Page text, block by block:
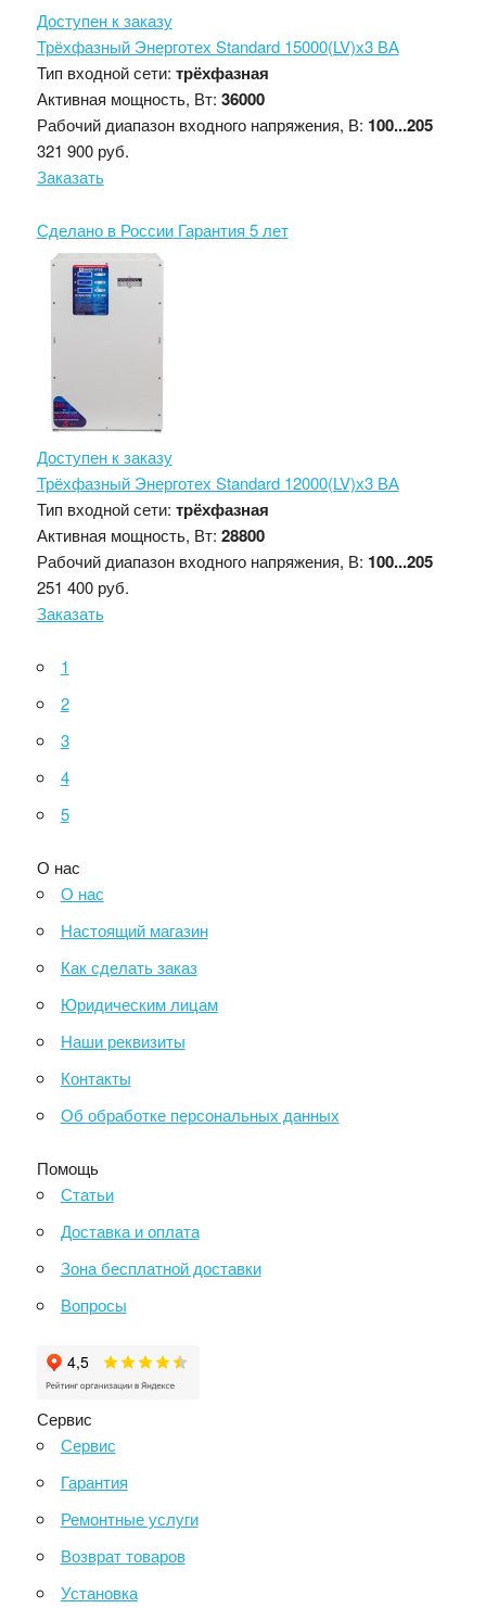
Доступен к заказу
Трёхфазный Энерготех Standard 15000(LV)х3 ВА
Тип входной сети: трёхфазная
Активная мощность, Вт: 36000
Рабочий диапазон входного напряжения, В: 100...205
321 900 руб.
Заказать
Сделано в России Гарантия 5 лет
Доступен к заказу
Трёхфазный Энерготех Standard 12000(LV)х3 ВА
Тип входной сети: трёхфазная
Активная мощность, Вт: 28800
Рабочий диапазон входного напряжения, В: 100...205
251 400 руб.
Заказать
1
2
3
4
5
О нас
О нас
Настоящий магазин
Как сделать заказ
Юридическим лицам
Наши реквизиты
Контакты
Об обработке персональных данных
Помощь
Статьи
Доставка и оплата
Зона бесплатной доставки
Вопросы
Сервис
Сервис
Гарантия
Ремонтные услуги
Возврат товаров
Установка